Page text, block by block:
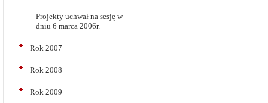
Projekty uchwał na sesję w
dniu 6 marca 2006r.
Rok 2007
Rok 2008
Rok 2009